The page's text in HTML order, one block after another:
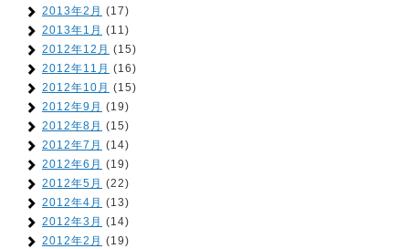
2013年2月 (17)
2013年1月 (11)
2012年12月 (15)
2012年11月 (16)
2012年10月 (15)
2012年9月 (19)
2012年8月 (15)
2012年7月 (14)
2012年6月 (19)
2012年5月 (22)
2012年4月 (13)
2012年3月 (14)
2012年2月 (19)